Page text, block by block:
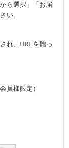
ら選択」「お届
い。
れ、URLを贈っ
員様限定）